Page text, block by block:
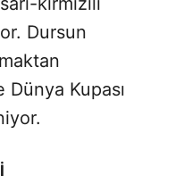
Dursun
Kupası